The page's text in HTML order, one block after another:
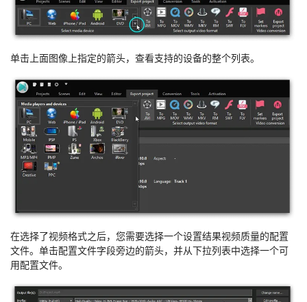
单击上面图像上指定的箭头，查看支持的设备的整个列表。
在选择了视频格式之后，您需要选择一个设置结果视频质量的配置
文件。单击配置文件字段旁边的箭头，并从下拉列表中选择一个可
用配置文件。